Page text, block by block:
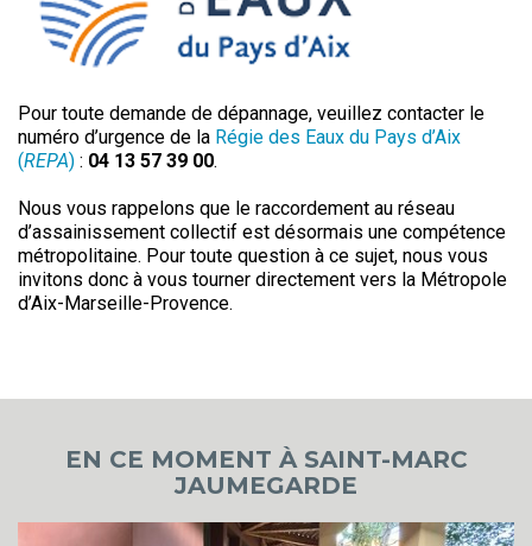
Pour toute demande de dépannage, veuillez contacter le
numéro d’urgence de la Régie des Eaux du Pays d’Aix
(REPA) : 04 13 57 39 00.
Nous vous rappelons que le raccordement au réseau
d’assainissement collectif est désormais une compétence
métropolitaine. Pour toute question à ce sujet, nous vous
invitons donc à vous tourner directement vers la Métropole
d’Aix-Marseille-Provence.
EN CE MOMENT À SAINT-MARC
JAUMEGARDE